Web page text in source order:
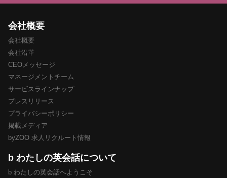
会社概要
会社概要
会社沿革
CEOメッセージ
マネージメントチーム
サービスラインナップ
プレスリリース
プライバシーポリシー
掲載メディア
byZOO 求人リクルート情報
b わたしの英会話について
b わたしの英会話へようこそ